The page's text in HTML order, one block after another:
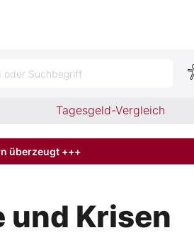
oder Suchbegriff
Tagesgeld-Vergleich
überzeugt +++
und Krisen